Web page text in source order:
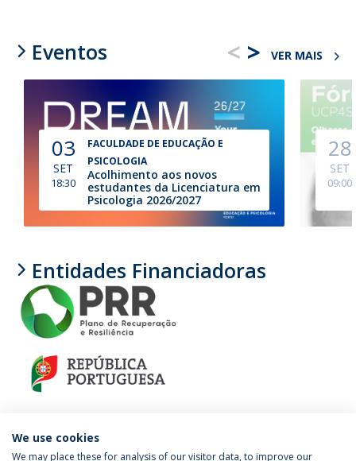
VER MAIS
Eventos < >
03
SET
18:30
FACULDADE DE EDUCAÇÃO E
PSICOLOGIA
Acolhimento aos novos
estudantes da Licenciatura em
Psicologia 2026/2027
28
SET
09:00
Entidades Financiadoras
We use cookies
We may place these for analysis of our visitor data, to improve our